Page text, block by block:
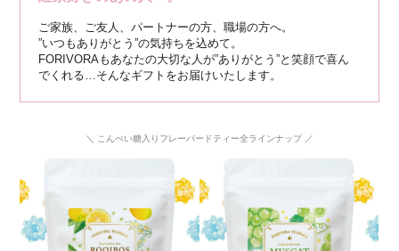
ご家族、ご友人、パートナーの方、職場の方へ。
”いつもありがとう”の気持ちを込めて。
FORIVORAもあなたの大切な人が”ありがとう”と笑顔で喜ん
でくれる…そんなギフトをお届けいたします。
＼ こんぺい糖入りフレーバードティー全ラインナップ ／